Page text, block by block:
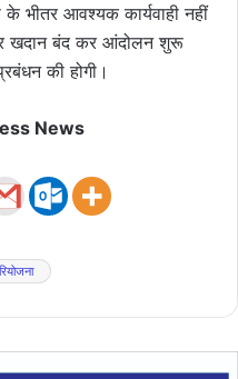
के भीतर आवश्यक कार्यवाही नहीं
खदान बंद कर आंदोलन शुरू
की होगी।
News